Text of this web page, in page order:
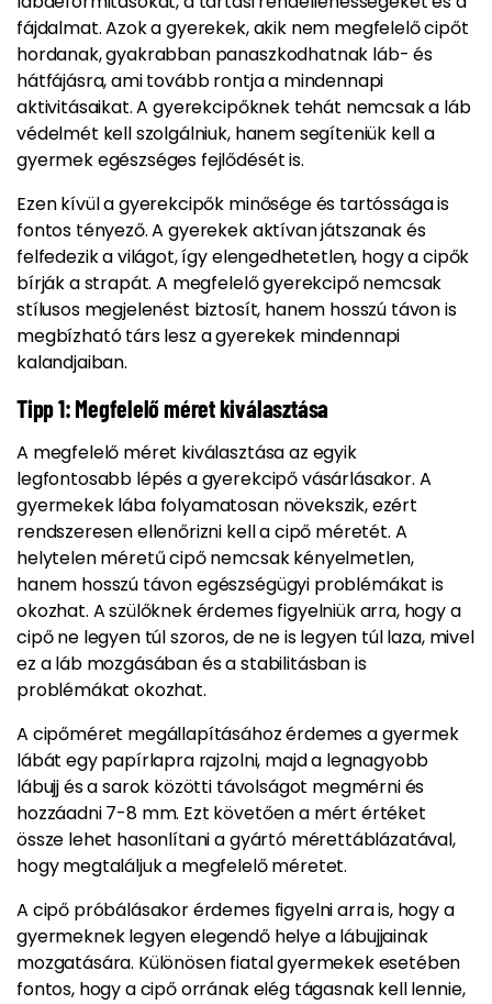
fájdalmat. Azok a gyerekek, akik nem megfelelő cipőt
hordanak, gyakrabban panaszkodhatnak láb- és
hátfájásra, ami tovább rontja a mindennapi
aktivitásaikat. A gyerekcipőknek tehát nemcsak a láb
védelmét kell szolgálniuk, hanem segíteniük kell a
gyermek egészséges fejlődését is.
Ezen kívül a gyerekcipők minősége és tartóssága is
fontos tényező. A gyerekek aktívan játszanak és
felfedezik a világot, így elengedhetetlen, hogy a cipők
bírják a strapát. A megfelelő gyerekcipő nemcsak
stílusos megjelenést biztosít, hanem hosszú távon is
megbízható társ lesz a gyerekek mindennapi
kalandjaiban.
Tipp 1: Megfelelő méret kiválasztása
A megfelelő méret kiválasztása az egyik
legfontosabb lépés a gyerekcipő vásárlásakor. A
gyermekek lába folyamatosan növekszik, ezért
rendszeresen ellenőrizni kell a cipő méretét. A
helytelen méretű cipő nemcsak kényelmetlen,
hanem hosszú távon egészségügyi problémákat is
okozhat. A szülőknek érdemes figyelniük arra, hogy a
cipő ne legyen túl szoros, de ne is legyen túl laza, mivel
ez a láb mozgásában és a stabilitásban is
problémákat okozhat.
A cipőméret megállapításához érdemes a gyermek
lábát egy papírlapra rajzolni, majd a legnagyobb
lábujj és a sarok közötti távolságot megmérni és
hozzáadni 7-8 mm. Ezt követően a mért értéket
össze lehet hasonlítani a gyártó mérettáblázatával,
hogy megtaláljuk a megfelelő méretet.
A cipő próbálásakor érdemes figyelni arra is, hogy a
gyermeknek legyen elegendő helye a lábujjainak
mozgatására. Különösen fiatal gyermekek esetében
fontos, hogy a cipő orrának elég tágasnak kell lennie,